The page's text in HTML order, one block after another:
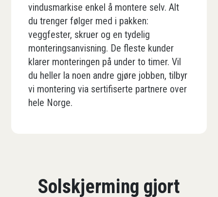
vindusmarkise enkel å montere selv. Alt
du trenger følger med i pakken:
veggfester, skruer og en tydelig
monteringsanvisning. De fleste kunder
klarer monteringen på under to timer. Vil
du heller la noen andre gjøre jobben, tilbyr
vi montering via sertifiserte partnere over
hele Norge.
Solskjerming gjort